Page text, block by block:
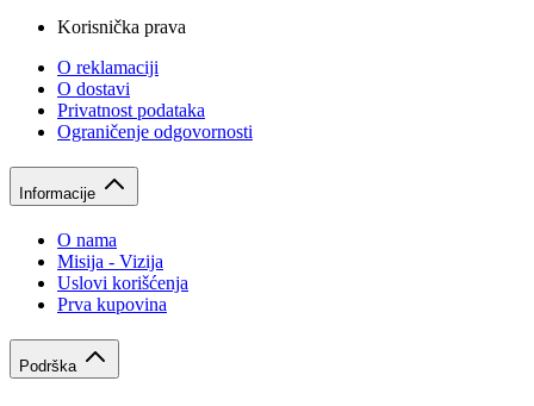
Korisnička prava
O reklamaciji
O dostavi
Privatnost podataka
Ograničenje odgovornosti
Informacije
O nama
Misija - Vizija
Uslovi korišćenja
Prva kupovina
Podrška